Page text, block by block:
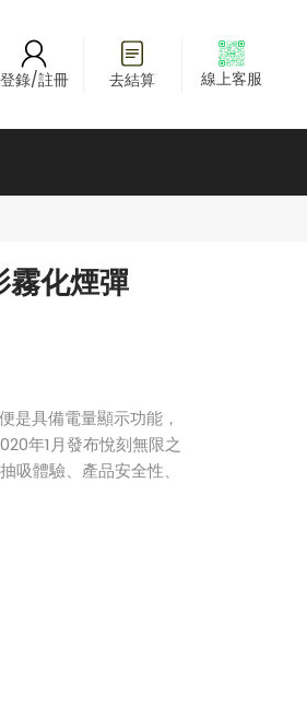
登錄/註冊 去結算 線上客服
霧化煙彈
是具備電量顯示功能，
年1月發布悅刻無限之
吸體驗、產品安全性、